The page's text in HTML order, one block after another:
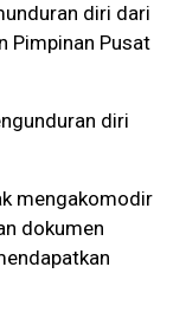
diri dari
Pimpinan Pusat
diri
mengakomodir
dokumen